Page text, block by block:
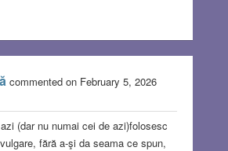
commented on February 5, 2026
(dar nu numai cei de azi)folosesc
fără a-şi da seama ce spun,